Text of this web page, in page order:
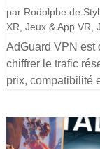
par Rodolphe de
XR ,Jeux & App VR ,
AdGuard VPN est
chiffrer le trafic
prix, compatibilité